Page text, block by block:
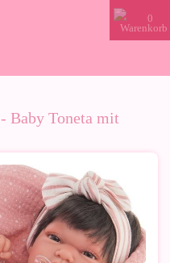
0
Baby Toneta mit